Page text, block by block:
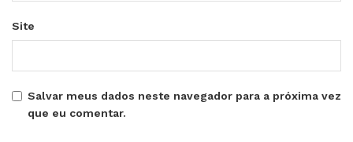
Site
Salvar meus dados neste navegador para a próxima vez
que eu comentar.